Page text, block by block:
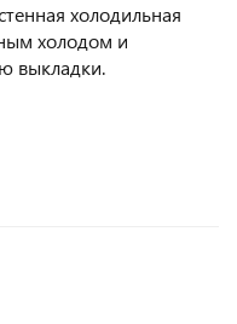
холодильная
холодом и
выкладки.